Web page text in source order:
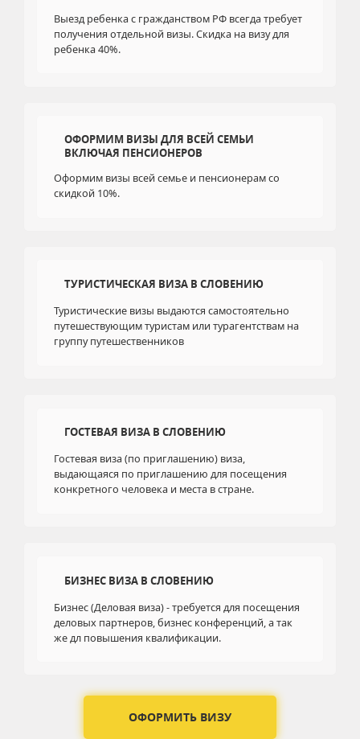
Выезд ребенка с гражданством РФ всегда требует
получения отдельной визы. Скидка на визу для
ребенка 40%.
ОФОРМИМ ВИЗЫ ДЛЯ ВСЕЙ СЕМЬИ
ВКЛЮЧАЯ ПЕНСИОНЕРОВ
Оформим визы всей семье и пенсионерам со
скидкой 10%.
ТУРИСТИЧЕСКАЯ ВИЗА В СЛОВЕНИЮ
Туристические визы выдаются самостоятельно
путешествующим туристам или турагентствам на
группу путешественников
ГОСТЕВАЯ ВИЗА В СЛОВЕНИЮ
Гостевая виза (по приглашению) виза,
выдающаяся по приглашению для посещения
конкретного человека и места в стране.
БИЗНЕС ВИЗА В СЛОВЕНИЮ
Бизнес (Деловая виза) - требуется для посещения
деловых партнеров, бизнес конференций, а так
же дл повышения квалификации.
ОФОРМИТЬ ВИЗУ